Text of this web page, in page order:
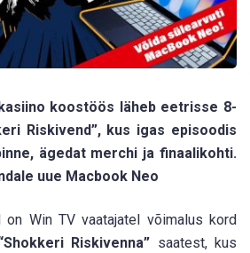
koostöös läheb eetrisse 8-
Riskivend”, kus igas episoodis
ägedat merchi ja finaalikohti.
uue Macbook Neo
on Win TV vaatajatel võimalus kord
Riskivenna” saatest, kus